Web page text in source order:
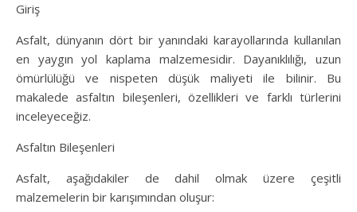
Giriş
Asfalt, dünyanın dört bir yanındaki karayollarında kullanılan
en yaygın yol kaplama malzemesidir. Dayanıklılığı, uzun
ömürlülüğü ve nispeten düşük maliyeti ile bilinir. Bu
makalede asfaltın bileşenleri, özellikleri ve farklı türlerini
inceleyeceğiz.
Asfaltın Bileşenleri
Asfalt, aşağıdakiler de dahil olmak üzere çeşitli
malzemelerin bir karışımından oluşur: